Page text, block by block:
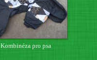
Kombinéza pro psa